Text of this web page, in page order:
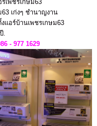
เพชรเกษม63
เก่งๆ ชำนาญงาน
แอร์บ้านเพชรเกษม63
.
- 977 1629